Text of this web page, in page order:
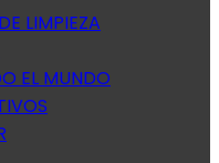
LIMPIEZA
EL MUNDO